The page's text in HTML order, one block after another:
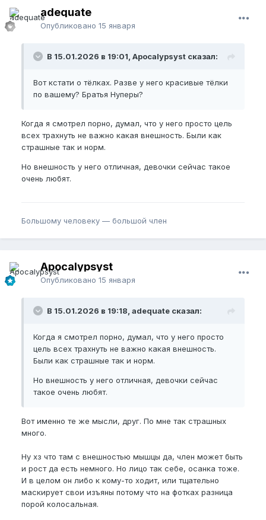
adequate
Опубликовано 15 января
В 15.01.2026 в 19:01, Apocalypsyst сказал:
Вот кстати о тёлках. Разве у него красивые тёлки
по вашему? Братья Нуперы?
Когда я смотрел порно, думал, что у него просто цель
всех трахнуть не важно какая внешность. Были как
страшные так и норм.
Но внешность у него отличная, девочки сейчас такое
очень любят.
Большому человеку — большой член
Apocalypsyst
Опубликовано 15 января
В 15.01.2026 в 19:18, adequate сказал:
Когда я смотрел порно, думал, что у него просто
цель всех трахнуть не важно какая внешность.
Были как страшные так и норм.
Но внешность у него отличная, девочки сейчас
такое очень любят.
Вот именно те же мысли, друг. По мне так страшных
много.
Ну хз что там с внешностью мышцы да, член может быть
и рост да есть немного. Но лицо так себе, осанка тоже.
И в целом он либо к кому-то ходит, или тщательно
маскирует свои изъяны потому что на фотках разница
порой колосальная.